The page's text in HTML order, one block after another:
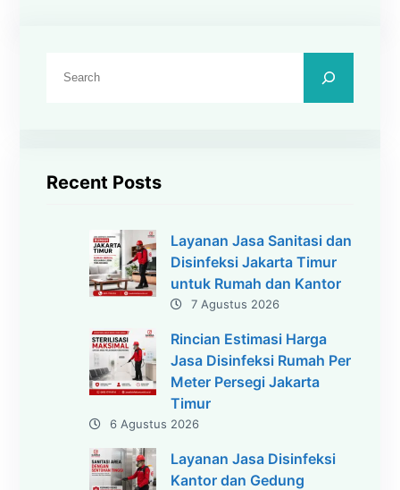
Recent Posts
Layanan Jasa Sanitasi dan
Disinfeksi Jakarta Timur
untuk Rumah dan Kantor
7 Agustus 2026
Rincian Estimasi Harga
Jasa Disinfeksi Rumah Per
Meter Persegi Jakarta
Timur
6 Agustus 2026
Layanan Jasa Disinfeksi
Kantor dan Gedung